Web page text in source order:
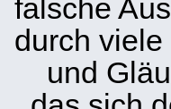
falsche
durch
und